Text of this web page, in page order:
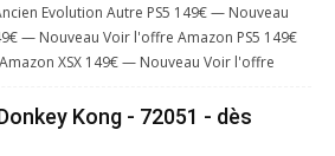
Evolution Autre PS5 149€ — Nouveau
— Nouveau Voir l'offre Amazon PS5 149€
XSX 149€ — Nouveau Voir l'offre
Kong - 72051 - dès